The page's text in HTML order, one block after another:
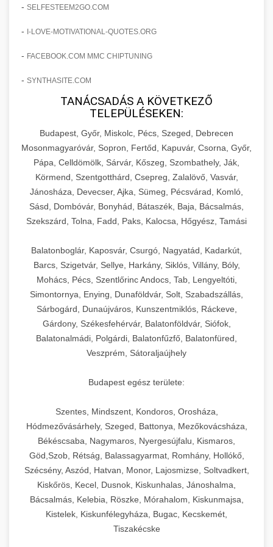
amelyek valós eredményeket hoznak.
szonyegtisztito.net
marketing stratégiai tervrajz
útjáról, bemutatva az utat a küzdő praxistól a
virágzó vállalkozásig 150%-os növekedéssel.
klinika átalakulási történet
Érdeklődés 150%-os Fokozása
Technikák és módszerek a páciensek
érdeklődésének és elkötelezettségének drámai
növeléséhez. Egy 150%-os fellendülési
esettanulmány gyakorlati betekintésekkel.
weboldal-keszites.co
elkötelezettség erősítési módszerek
🎮 19. AI Google Ads és Meta
Kampány Kezelés
Fejlett AI-alapú Google Ads és Meta hirdetési
kampánykezelés. Optimalizálja hirdetési
költségvetését gépi tanulással és
automatizálással.
aikampany.hu AI hirdetési automatizálás
🍞 20. Ipari Dagasztógép +
Professzionális ipari dagasztógépek és
tésztakeverő gépek pékségek és kereskedelmi
konyhák számára. Masszív konstrukció
megbízható teljesítményhez.
chef-iparikonyhagepek.hu
kereskedelmi tésztakeverő
🔪 21. Ipari Szeletelőgép +
Ipari hús- és sajtszeletelő gépek professzionális
élelmiszer-előkészítéshez. Precíziós vágás
állítható vastagság beállítással.
chef-iparikonyhagepek.hu
professzionális élelmiszer szeletelő
📦 22. Vákuumozó Gép +
Kereskedelmi vákuumcsomagoló berendezések
élelmiszerek tartósításához. Hosszabbítsa a
szavatossági időt és tartsa meg a termék
frissességét.
🎁 23. Vákuumfóliázó Gép +
Ipari vákuumfóliázó gépek professzionális
Hatékony lezárási és tartósítási megoldások.
chef-iparikonyhagepek.hu
kereskedelmi csomagoló gép
professzionális konyhák számára. Nagy
kapacitású sütő- és főzőberendezés precíz
hőmérséklet-szabályozással.
chef-iparikonyhagepek.hu
kereskedelmi sütősütő
❄️ 25. Ipari Hűtőszekrény +
Professzionális hűtőegységek és hűtőkamrák
kereskedelmi konyhák számára.
Energiahatékony hűtési megoldások nagy
kapacitással.
chef-iparikonyhagepek.hu
💧 26. Ipari Mosogatógép +
Kereskedelmi mosogatóberendezések nagy
forgalmú éttermi műveletekhez. Gyors tisztítási
ciklusok fertőtlenítési képességekkel.
🧀 27. Ipari Sajtreszelő Gép +
- SELFESTEEM2GO.COM
- I-LOVE-MOTIVATIONAL-QUOTES.ORG
- FACEBOOK.COM MMC CHIPTUNING
- SYNTHASITE.COM
TANÁCSADÁS A KÖVETKEZŐ
TELEPÜLÉSEKEN:
Budapest, Győr, Miskolc, Pécs, Szeged, Debrecen
Mosonmagyaróvár, Sopron, Fertőd, Kapuvár, Csorna, Győr,
Pápa, Celldömölk, Sárvár, Kőszeg, Szombathely, Ják,
Körmend, Szentgotthárd, Csepreg, Zalalövő, Vasvár,
Jánosháza, Devecser, Ajka, Sümeg, Pécsvárad, Komló,
Sásd, Dombóvár, Bonyhád, Bátaszék, Baja, Bácsalmás,
Szekszárd, Tolna, Fadd, Paks, Kalocsa, Hőgyész, Tamási
Balatonboglár, Kaposvár, Csurgó, Nagyatád, Kadarkút,
Barcs, Szigetvár, Sellye, Harkány, Siklós, Villány, Bóly,
Mohács, Pécs, Szentlőrinc Andocs, Tab, Lengyeltóti,
Simontornya, Enying, Dunaföldvár, Solt, Szabadszállás,
Sárbogárd, Dunaújváros, Kunszentmiklós, Ráckeve,
Gárdony, Székesfehérvár, Balatonföldvár, Siófok,
Balatonalmádi, Polgárdi, Balatonfűzfő, Balatonfüred,
Veszprém, Sátoraljaújhely
Budapest egész területe:
Szentes, Mindszent, Kondoros, Orosháza,
Hódmezővásárhely, Szeged, Battonya, Mezőkovácsháza,
Békéscsaba, Nagymaros, Nyergesújfalu, Kismaros,
Göd,Szob, Rétság, Balassagyarmat, Romhány, Hollókő,
Szécsény, Aszód, Hatvan, Monor, Lajosmizse, Soltvadkert,
Kiskőrös, Kecel, Dusnok, Kiskunhalas, Jánoshalma,
Bácsalmás, Kelebia, Röszke, Mórahalom, Kiskunmajsa,
Kistelek, Kiskunfélegyháza, Bugac, Kecskemét,
Tiszakécske